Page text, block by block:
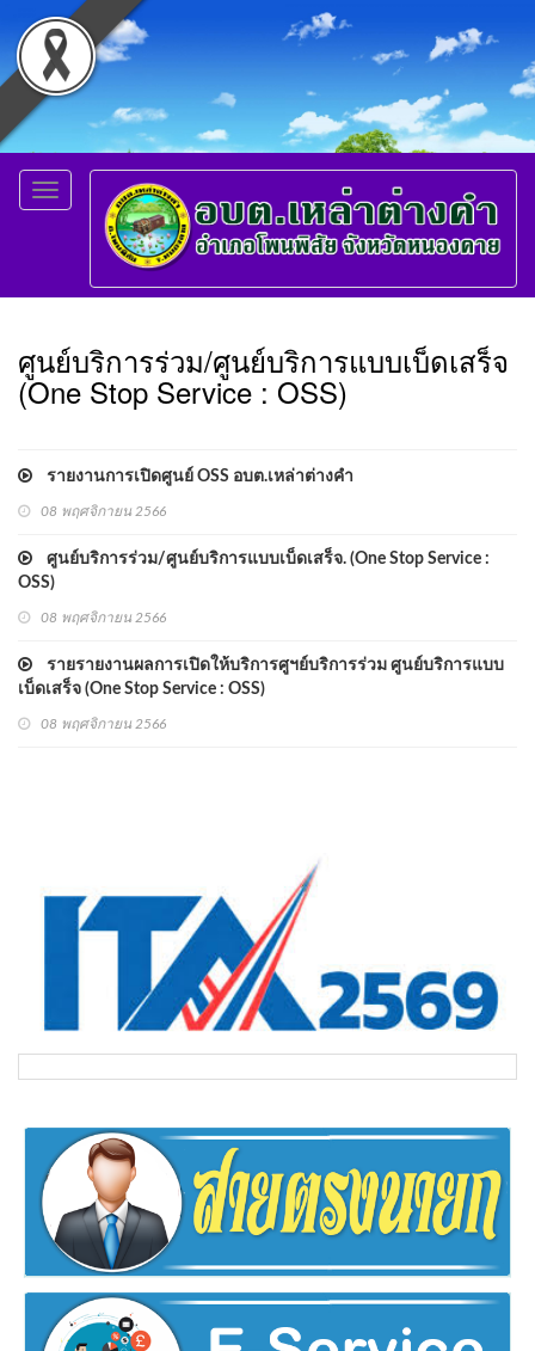
Toggle
navigation
ศูนย์บริการร่วม/ศูนย์บริการแบบเบ็ดเสร็จ
(One Stop Service : OSS)
รายงานการเปิดศูนย์ OSS อบต.เหล่าต่างคำ
08 พฤศจิกายน 2566
ศูนย์บริการร่วม/ศูนย์บริการแบบเบ็ดเสร็จ. (One Stop Service :
OSS)
08 พฤศจิกายน 2566
รายรายงานผลการเปิดให้บริการศูฯย์บริการร่วม ศูนย์บริการแบบ
เบ็ดเสร็จ (One Stop Service : OSS)
08 พฤศจิกายน 2566